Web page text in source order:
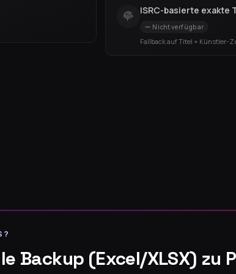
ISRC-basierte exakte
Nicht verfügbar
Fallback auf Titel + Künstler-
Backup (Excel/XLSX) zu